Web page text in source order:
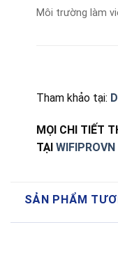
Môi trường làm
Tham khảo tại:
MỌI CHI TIẾT
TẠI WIFIPROVN
SẢN PHẨM